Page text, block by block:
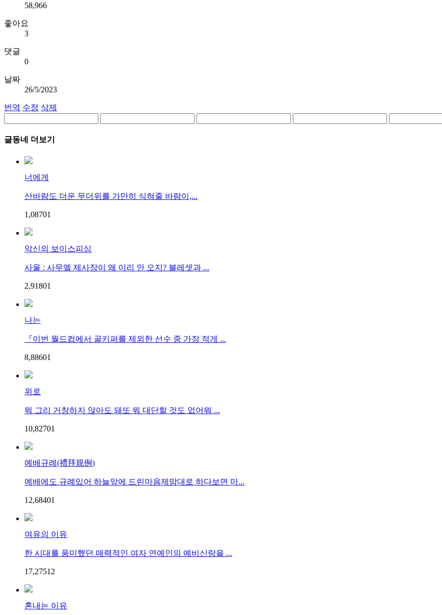
58,966
좋아요
3
댓글
0
날짜
26/5/2023
번역 수정 삭제
글동네 더보기
너에게
산바람도 더운 무더위를 가만히 식혀줄 바람이,...
1,08701
악신의 보이스피싱
사울 : 사무엘 제사장이 왜 이리 안 오지? 블레셋과 ...
2,91801
나는
『이번 월드컵에서 골키퍼를 제외한 선수 중 가장 적게 ...
8,88601
위로
뭐 그리 거창하지 않아도 돼또 뭐 대단할 것도 없어뭐 ...
10,82701
예배규례(禮拜規例)
예배에도 규례있어 하늘앞에 드린마음제맘대로 하다보면 마...
12,68401
여유의 이유
한 시대를 풍미했던 매력적인 여자 연예인의 예비신랑을 ...
17,27512
혼내는 이유